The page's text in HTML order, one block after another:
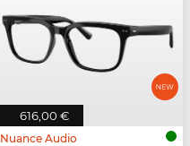
616,00 €
Nuance Audio